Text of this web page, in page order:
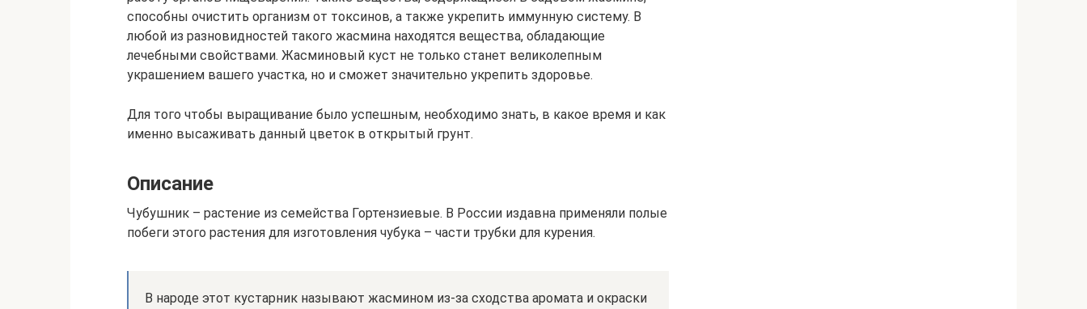
способны очистить организм от токсинов, а также укрепить иммунную систему. В
любой из разновидностей такого жасмина находятся вещества, обладающие
лечебными свойствами. Жасминовый куст не только станет великолепным
украшением вашего участка, но и сможет значительно укрепить здоровье.
Для того чтобы выращивание было успешным, необходимо знать, в какое время и как
именно высаживать данный цветок в открытый грунт.
Описание
Чубушник – растение из семейства Гортензиевые. В России издавна применяли полые
побеги этого растения для изготовления чубука – части трубки для курения.
В народе этот кустарник называют жасмином из-за сходства аромата и окраски